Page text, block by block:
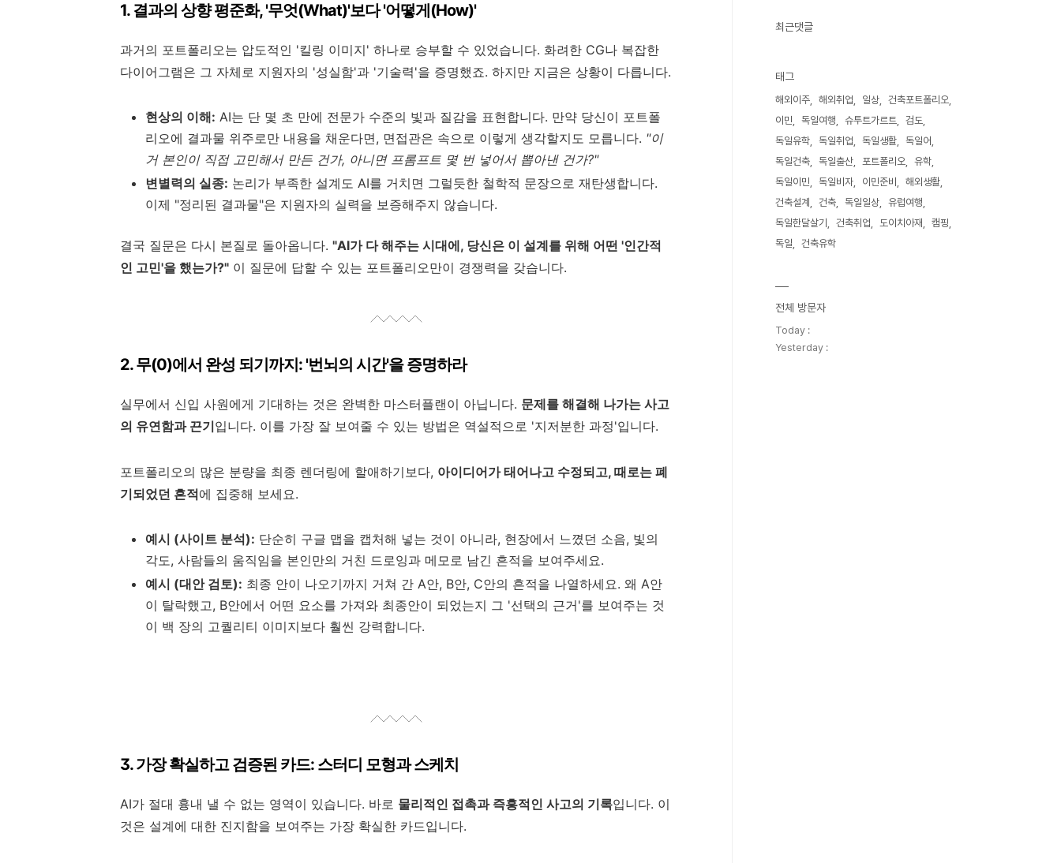
1. 결과의 상향 평준화, '무엇(What)'보다 '어떻게(How)'
과거의 포트폴리오는 압도적인 '킬링 이미지' 하나로 승부할 수 있었습니다. 화려한 CG나 복잡한
다이어그램은 그 자체로 지원자의 '성실함'과 '기술력'을 증명했죠. 하지만 지금은 상황이 다릅니다.
현상의 이해: AI는 단 몇 초 만에 전문가 수준의 빛과 질감을 표현합니다. 만약 당신이 포트폴
리오에 결과물 위주로만 내용을 채운다면, 면접관은 속으로 이렇게 생각할지도 모릅니다. "이
거 본인이 직접 고민해서 만든 건가, 아니면 프롬프트 몇 번 넣어서 뽑아낸 건가?"
변별력의 실종: 논리가 부족한 설계도 AI를 거치면 그럴듯한 철학적 문장으로 재탄생합니다.
이제 "정리된 결과물"은 지원자의 실력을 보증해주지 않습니다.
결국 질문은 다시 본질로 돌아옵니다. "AI가 다 해주는 시대에, 당신은 이 설계를 위해 어떤 '인간적
인 고민'을 했는가?" 이 질문에 답할 수 있는 포트폴리오만이 경쟁력을 갖습니다.
2. 무(0)에서 완성 되기까지: '번뇌의 시간'을 증명하라
실무에서 신입 사원에게 기대하는 것은 완벽한 마스터플랜이 아닙니다. 문제를 해결해 나가는 사고
의 유연함과 끈기입니다. 이를 가장 잘 보여줄 수 있는 방법은 역설적으로 '지저분한 과정'입니다.
포트폴리오의 많은 분량을 최종 렌더링에 할애하기보다, 아이디어가 태어나고 수정되고, 때로는 폐
기되었던 흔적에 집중해 보세요.
예시 (사이트 분석): 단순히 구글 맵을 캡처해 넣는 것이 아니라, 현장에서 느꼈던 소음, 빛의
각도, 사람들의 움직임을 본인만의 거친 드로잉과 메모로 남긴 흔적을 보여주세요.
예시 (대안 검토): 최종 안이 나오기까지 거쳐 간 A안, B안, C안의 흔적을 나열하세요. 왜 A안
이 탈락했고, B안에서 어떤 요소를 가져와 최종안이 되었는지 그 '선택의 근거'를 보여주는 것
이 백 장의 고퀄리티 이미지보다 훨씬 강력합니다.
3. 가장 확실하고 검증된 카드: 스터디 모형과 스케치
AI가 절대 흉내 낼 수 없는 영역이 있습니다. 바로 물리적인 접촉과 즉흥적인 사고의 기록입니다. 이
것은 설계에 대한 진지함을 보여주는 가장 확실한 카드입니다.
최근댓글
태그
해외이주 해외취업 일상
건축포트폴리오
이민
독일여행 슈투트가르트
검도
독일유학
독일취업 독일생활
독일어
독일건축
독일출산 포트폴리오
유학
독일이민
독일비자 이민준비
해외생활
건축설계
건축 독일일상
유럽여행
독일한달살기
건축취업 도이치아재
캠핑
독일
건축유학
전체 방문자
Today :
Yesterday :